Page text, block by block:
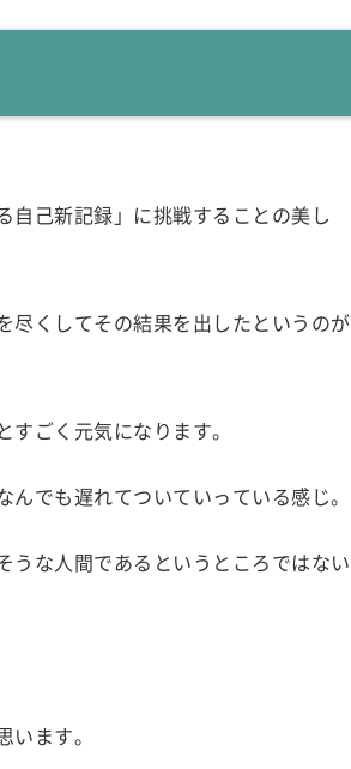
自己新記録」に挑戦することの美し
尽くしてその結果を出したというのが
ごく元気になります。
でも遅れてついていっている感じ。
うな人間であるというところではない
ます。